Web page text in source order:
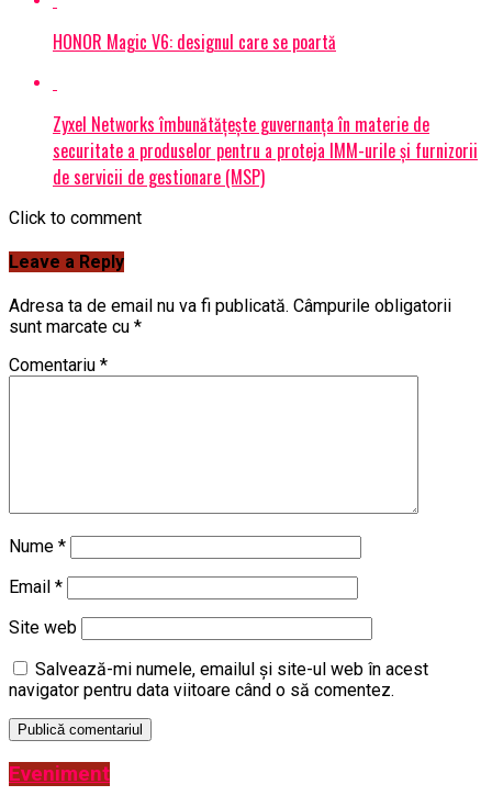
HONOR Magic V6: designul care se poartă
Zyxel Networks îmbunătățește guvernanța în materie de
securitate a produselor pentru a proteja IMM-urile și furnizorii
de servicii de gestionare (MSP)
Click to comment
Leave a Reply
Adresa ta de email nu va fi publicată. Câmpurile obligatorii
sunt marcate cu *
Comentariu *
Nume *
Email *
Site web
Salvează-mi numele, emailul și site-ul web în acest
navigator pentru data viitoare când o să comentez.
Eveniment